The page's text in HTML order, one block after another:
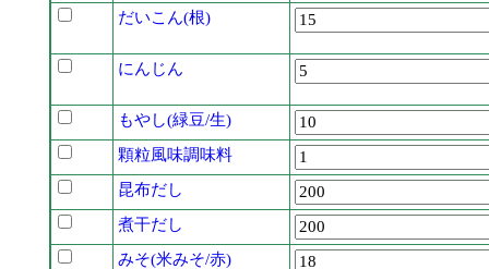
だいこん(根)
にんじん
もやし(緑豆/生)
顆粒風味調味料
昆布だし
煮干だし
みそ(米みそ/赤)